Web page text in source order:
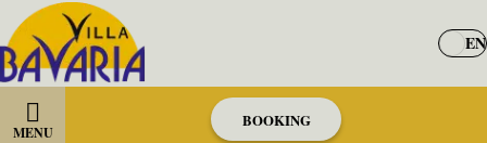
EN
MENU
BOOKING